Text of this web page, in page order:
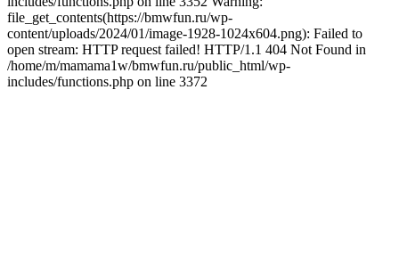
file_get_contents(https://bmwfun.ru/wp-
content/uploads/2024/01/image-1928-1024x604.png): Failed to
open stream: HTTP request failed! HTTP/1.1 404 Not Found in
/home/m/mamama1w/bmwfun.ru/public_html/wp-
includes/functions.php on line 3372